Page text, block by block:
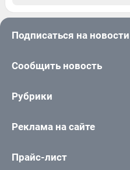
Подписаться на новости
Сообщить новость
Рубрики
Реклама на сайте
Прайс-лист